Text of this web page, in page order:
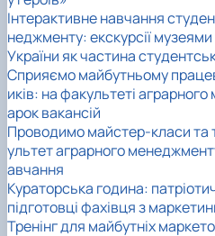
Інтерактивне навчання
неджменту: екскурсії музеями
України як частина
Сприяємо майбутньому
иків: на факультеті
арок вакансій
Проводимо майстер-класи та
ультет аграрного
авчання
Кураторська година:
підготовці фахівця з
Тренінг для майбутніх